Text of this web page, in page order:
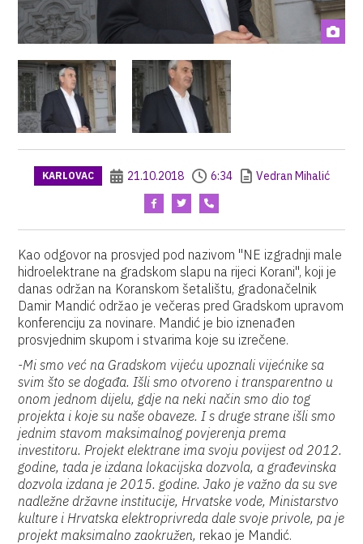
KARLOVAC 21.10.2018 6:34 Vedran Mihalić
Kao odgovor na prosvjed pod nazivom "NE izgradnji male
hidroelektrane na gradskom slapu na rijeci Korani", koji je
danas održan na Koranskom šetalištu, gradonačelnik
Damir Mandić održao je večeras pred Gradskom upravom
konferenciju za novinare. Mandić je bio iznenađen
prosvjednim skupom i stvarima koje su izrečene.
-Mi smo već na Gradskom vijeću upoznali vijećnike sa
svim što se događa. Išli smo otvoreno i transparentno u
onom jednom dijelu, gdje na neki način smo dio tog
projekta i koje su naše obaveze. I s druge strane išli smo
jednim stavom maksimalnog povjerenja prema
investitoru. Projekt elektrane ima svoju povijest od 2012.
godine, tada je izdana lokacijska dozvola, a građevinska
dozvola izdana je 2015. godine. Jako je važno da su sve
nadležne državne institucije, Hrvatske vode, Ministarstvo
kulture i Hrvatska elektroprivreda dale svoje privole, pa je
projekt maksimalno zaokružen, rekao je Mandić.